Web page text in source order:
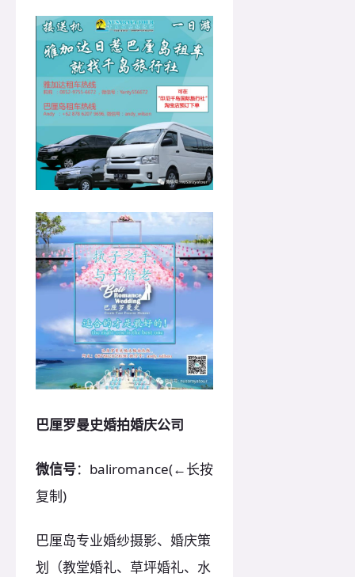
巴厘罗曼史婚拍婚庆公司
微信号：baliromance(←长按
复制)
巴厘岛专业婚纱摄影、婚庆策
划（教堂婚礼、草坪婚礼、水